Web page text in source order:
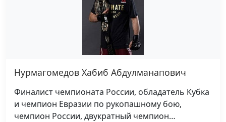
Нурмагомедов Хабиб Абдулманапович
Финалист чемпионата России, обладатель Кубка
и чемпион Евразии по рукопашному бою,
чемпион России, двукратный чемпион…